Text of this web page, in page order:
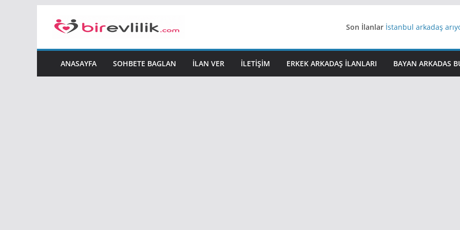
Son İlanlar İstanbul arkadaş
Yeni Bir Aşk Lazım
Ağrıli Suriyeli
ANASAYFA SOHBETE BAGLAN İLAN VER İLETIŞIM ERKEK ARKADAŞ ILANLARI BAYAN ARKADAS